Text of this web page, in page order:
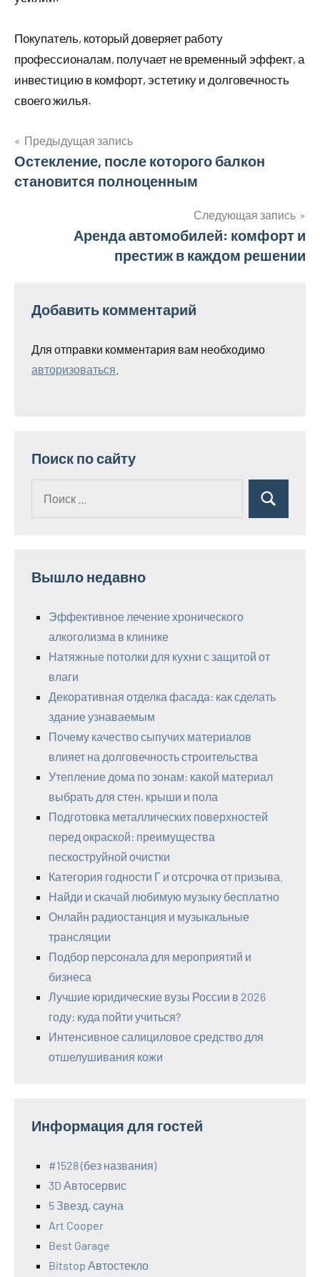
Покупатель, который доверяет работу
профессионалам, получает не временный эффект, а
инвестицию в комфорт, эстетику и долговечность
своего жилья.
Навигация
по
Предыдущая запись
Остекление, после которого балкон
становится полноценным
Следующая запись
Аренда автомобилей: комфорт и
престиж в каждом решении
Добавить комментарий
Для отправки комментария вам необходимо
авторизоваться
Поиск по сайту
Поиск
Вышло недавно
Эффективное лечение хронического
алкоголизма в клинике
Натяжные потолки для кухни с защитой от
влаги
Декоративная отделка фасада: как сделать
здание узнаваемым
Почему качество сыпучих материалов
влияет на долговечность строительства
Утепление дома по зонам: какой материал
выбрать для стен, крыши и пола
Подготовка металлических поверхностей
перед окраской: преимущества
пескоструйной очистки
Категория годности Г и отсрочка от призыва.
Найди и скачай любимую музыку бесплатно
Онлайн радиостанция и музыкальные
трансляции
Подбор персонала для мероприятий и
бизнеса
Лучшие юридические вузы России в 2026
году: куда пойти учиться?
Интенсивное салициловое средство для
отшелушивания кожи
Информация для гостей
#1528 (без названия)
3D Автосервис
5 Звезд, сауна
Art Cooper
Best Garage
Bitstop Автостекло